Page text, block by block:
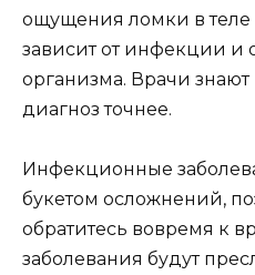
ощущения ломки в теле
зависит от инфекции и
организма. Врачи
диагноз точнее.
Инфекционные
букетом осложнений,
обратитесь вовремя к
заболевания будут